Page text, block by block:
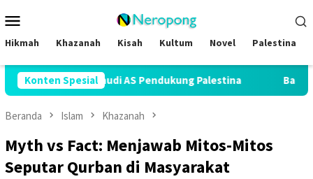
ke
kontenMobile
Hikmah Khazanah Kisah Kultum Novel Palestina
Konten Spesial
Yahudi AS Pendukung Palestina Batching Plant
Beranda Islam Khazanah
Myth vs Fact: Menjawab Mitos-Mitos
Seputar Qurban di Masyarakat